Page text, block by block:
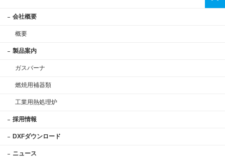
会社概要
概要
製品案内
ガスバーナ
燃焼用補器類
工業用熱処理炉
採用情報
DXFダウンロード
ニュース